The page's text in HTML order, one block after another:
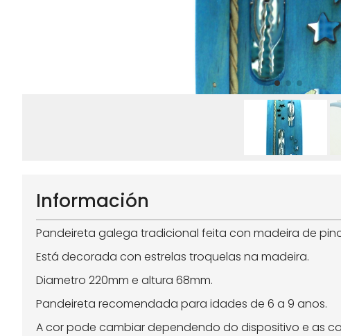
Información
Pandeireta galega tradicional feita con madeira de
Está decorada con estrelas troquelas na madeira.
Diametro 220mm e altura 68mm.
Pandeireta recomendada para idades de 6 a 9 anos.
A cor pode cambiar dependendo do dispositivo e as